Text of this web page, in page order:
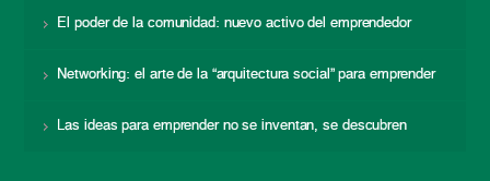
El poder de la comunidad: nuevo activo del emprendedor
Networking: el arte de la “arquitectura social” para emprender
Las ideas para emprender no se inventan, se descubren